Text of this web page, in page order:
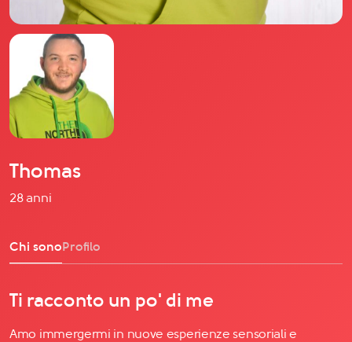
YouTube
Instagram
TikTok
Thomas
28 anni
Chi sonoProfilo
Ti racconto un po' di me
Amo immergermi in nuove esperienze sensoriali e